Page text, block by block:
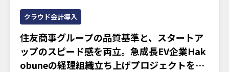
クラウド会計導入
住友商事グループの品質基準と、スタートア
ップのスピード感を両立。急成長EV企業Hak
obuneの経理組織立ち上げプロジェクトを訊